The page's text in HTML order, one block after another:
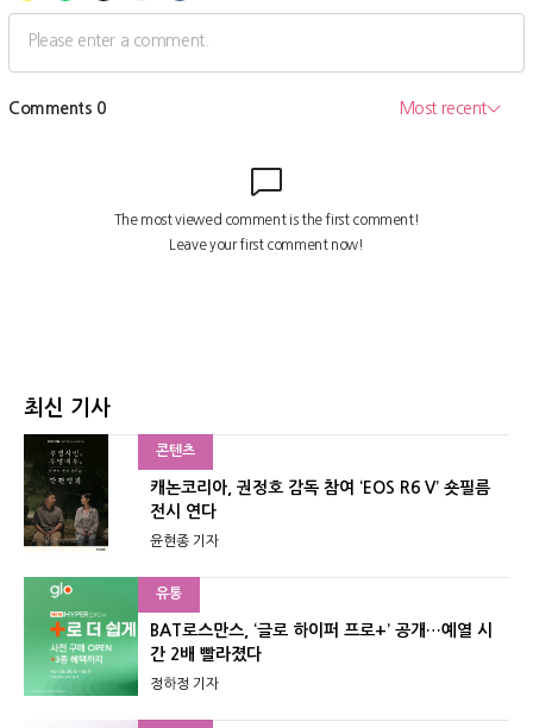
최신 기사
콘텐츠
캐논코리아, 권정호 감독 참여 ‘EOS R6 V’ 숏필름
전시 연다
윤현종 기자
유통
BAT로스만스, ‘글로 하이퍼 프로+’ 공개…예열 시
간 2배 빨라졌다
정하정 기자